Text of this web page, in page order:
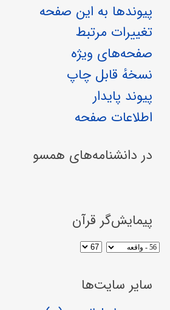
پیوندها به این صفحه
تغییرات مرتبط
صفحه‌های ویژه
نسخهٔ قابل چاپ
پیوند پایدار
اطلاعات صفحه
در دانشنامه‌های همسو
پیمایش‌گر قرآن
سایر سایت‌ها